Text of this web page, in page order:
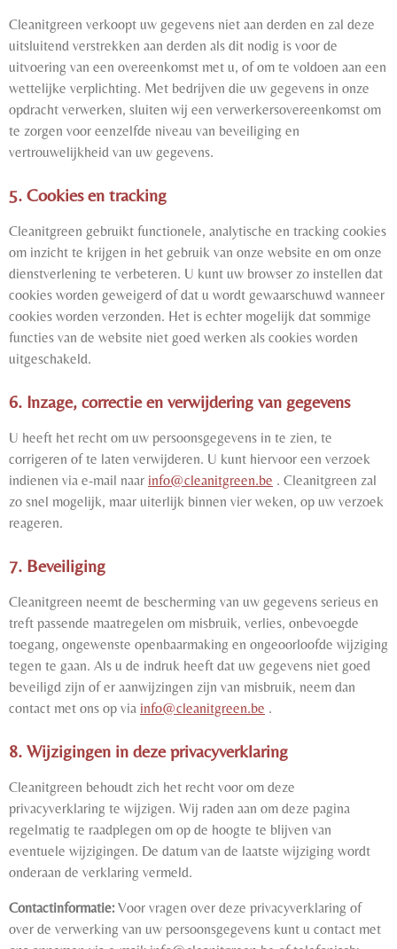
Cleanitgreen verkoopt uw gegevens niet aan derden en zal deze
uitsluitend verstrekken aan derden als dit nodig is voor de
uitvoering van een overeenkomst met u, of om te voldoen aan een
wettelijke verplichting. Met bedrijven die uw gegevens in onze
opdracht verwerken, sluiten wij een verwerkersovereenkomst om
te zorgen voor eenzelfde niveau van beveiliging en
vertrouwelijkheid van uw gegevens.
5. Cookies en tracking
Cleanitgreen gebruikt functionele, analytische en tracking cookies
om inzicht te krijgen in het gebruik van onze website en om onze
dienstverlening te verbeteren. U kunt uw browser zo instellen dat
cookies worden geweigerd of dat u wordt gewaarschuwd wanneer
cookies worden verzonden. Het is echter mogelijk dat sommige
functies van de website niet goed werken als cookies worden
uitgeschakeld.
6. Inzage, correctie en verwijdering van gegevens
U heeft het recht om uw persoonsgegevens in te zien, te
corrigeren of te laten verwijderen. U kunt hiervoor een verzoek
indienen via e-mail naar info@cleanitgreen.be . Cleanitgreen zal
zo snel mogelijk, maar uiterlijk binnen vier weken, op uw verzoek
reageren.
7. Beveiliging
Cleanitgreen neemt de bescherming van uw gegevens serieus en
treft passende maatregelen om misbruik, verlies, onbevoegde
toegang, ongewenste openbaarmaking en ongeoorloofde wijziging
tegen te gaan. Als u de indruk heeft dat uw gegevens niet goed
beveiligd zijn of er aanwijzingen zijn van misbruik, neem dan
contact met ons op via info@cleanitgreen.be .
8. Wijzigingen in deze privacyverklaring
Cleanitgreen behoudt zich het recht voor om deze
privacyverklaring te wijzigen. Wij raden aan om deze pagina
regelmatig te raadplegen om op de hoogte te blijven van
eventuele wijzigingen. De datum van de laatste wijziging wordt
onderaan de verklaring vermeld.
Contactinformatie:Voor vragen over deze privacyverklaring of
over de verwerking van uw persoonsgegevens kunt u contact met